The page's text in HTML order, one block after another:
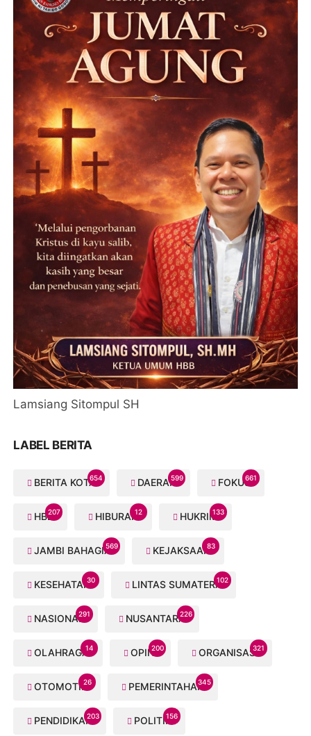
Lamsiang Sitompul SH
LABEL BERITA
BERITA KOTA654 DAERAH599 FOKUS661
HBB207 HIBURAN12 HUKRIM133
JAMBI BAHAGIA569 KEJAKSAAN83
KESEHATAN30 LINTAS SUMATERA102
NASIONAL291 NUSANTARA226
OLAHRAGA14 OPINI200 ORGANISASI321
OTOMOTIF26 PEMERINTAHAN345
PENDIDIKAN203 POLITIK156